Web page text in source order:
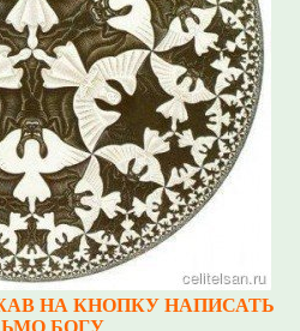
НА КНОПКУ НАПИСАТЬ